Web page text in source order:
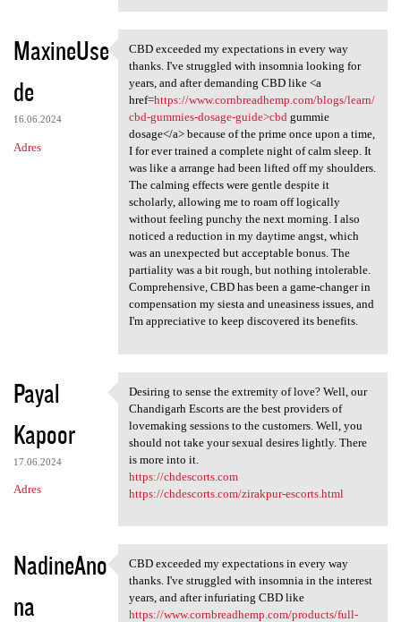
MaxineUse
de
16.06.2024
Adres
CBD exceeded my expectations
CBD exceeded my expectations in every way
thanks. I've struggled with insomnia looking for
years, and after demanding CBD like <a
href=https://www.cornbreadhemp.com/blogs/learn/
cbd-gummies-dosage-guide>cbdgummie
dosage</a> because of the prime once upon a time,
I for ever trained a complete night of calm sleep. It
was like a arrange had been lifted off my shoulders.
The calming effects were gentle despite it
scholarly, allowing me to roam off logically
without feeling punchy the next morning. I also
noticed a reduction in my daytime angst, which
was an unexpected but acceptable bonus. The
partiality was a bit rough, but nothing intolerable.
Comprehensive, CBD has been a game-changer in
compensation my siesta and uneasiness issues, and
I'm appreciative to keep discovered its benefits.
Payal
Kapoor
17.06.2024
Adres
Desiring to sense the
Desiring to sense the extremity of love? Well, our
Chandigarh Escorts are the best providers of
lovemaking sessions to the customers. Well, you
should not take your sexual desires lightly. There
is more into it.
https://chdescorts.com
https://chdescorts.com/zirakpur-escorts.html
NadineAno
na
CBD exceeded my expectations
CBD exceeded my expectations in every way
thanks. I've struggled with insomnia in the interest
years, and after infuriating CBD like
https://www.cornbreadhemp.com/products/full-